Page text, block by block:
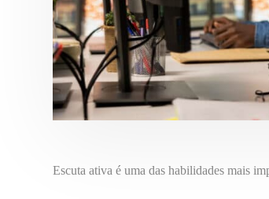
Escuta ativa é uma das habilidades mais